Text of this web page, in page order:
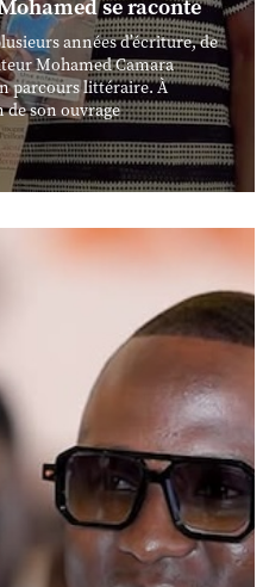
se raconte
années d’écriture, de
Mohamed Camara
parcours littéraire. À
de son ouvrage